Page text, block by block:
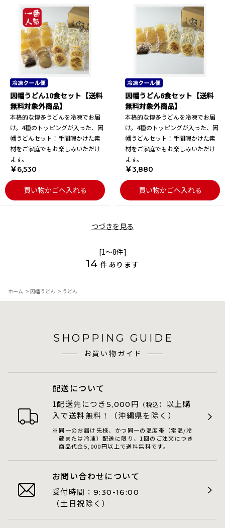
因幡うどん10食セット【送料
無料対象外商品】
本格的な博多うどんを冷凍でお届
け。4種のトッピングが入った、因
幡うどんセット！手間暇かけた素
材をご家庭でもお楽しみいただけ
ます。
￥6,530
買い物かごへ入れる
因幡うどん6食セット【送料
無料対象外商品】
本格的な博多うどんを冷凍でお届
け。4種のトッピングが入った、因
幡うどんセット！手間暇かけた素
材をご家庭でもお楽しみいただけ
ます。
￥3,880
買い物かごへ入れる
つづきを見る
[1～8件]
14 件あります
ホーム > 因幡うどん > うどん
SHOPPING GUIDE
お買い物ガイド
配送について
1配送先につき 5,000 円 （税込） 以上購
入で送料無料！（沖縄県を除く）
同一のお届け先様、かつ同一の温度帯（常温/冷
蔵または冷凍）配送に限り、1回のご注文につき
商品代金5,000円以上で送料無料です。
お問い合わせについて
受付時間： 9:30-16:00
（土日祝除く）